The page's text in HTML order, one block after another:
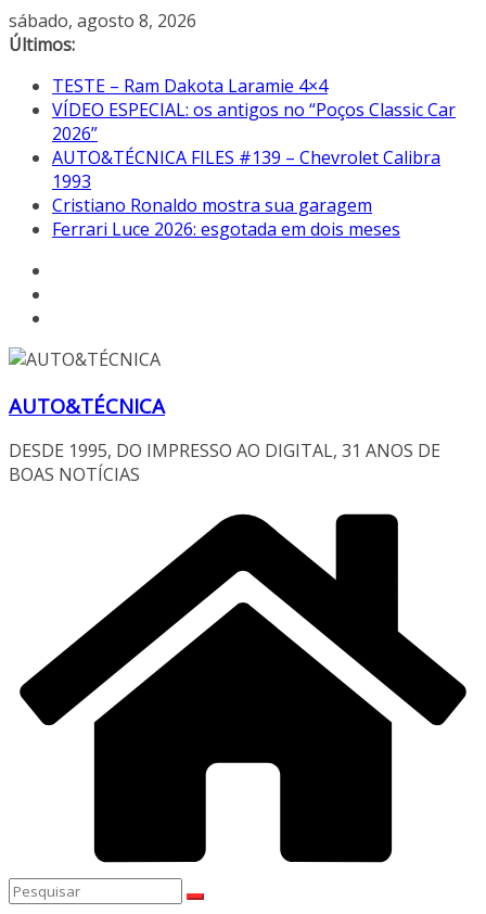
Pular
para
conteúdo
sábado, agosto 8, 2026
Últimos:
TESTE – Ram Dakota Laramie 4×4
VÍDEO ESPECIAL: os antigos no “Poços Classic Car
2026”
AUTO&TÉCNICA FILES #139 – Chevrolet Calibra
1993
Cristiano Ronaldo mostra sua garagem
Ferrari Luce 2026: esgotada em dois meses
AUTO&TÉCNICA
DESDE 1995, DO IMPRESSO AO DIGITAL, 31 ANOS DE
BOAS NOTÍCIAS